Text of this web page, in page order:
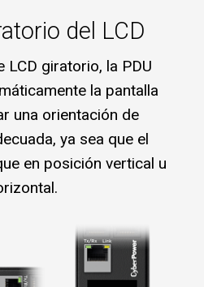
del LCD
LCD giratorio, la PDU
la pantalla
una orientación de
ya sea que el
en posición vertical u